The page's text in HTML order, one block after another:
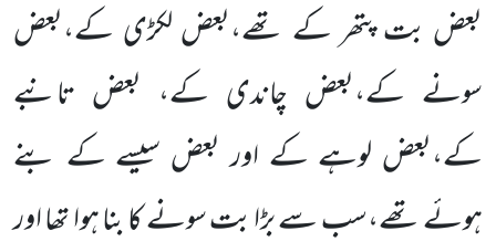
بعض بت پتھر کے تھے،بعض لکڑی کے،بعض
سونے کے،بعض چاندی کے، بعض تانبے
کے،بعض لوہے کے اور بعض سیسے کے بنے
ہوئے تھے،سب سے بڑا بت سونے کا بنا ہوا تھا اور